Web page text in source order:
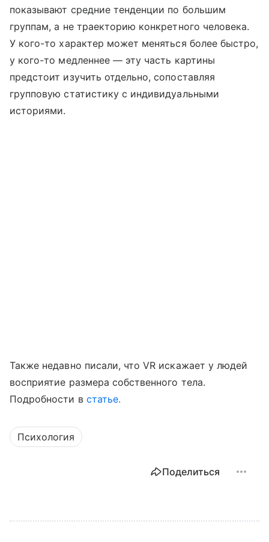
показывают средние тенденции по большим
группам, а не траекторию конкретного человека.
У кого-то характер может меняться более быстро,
у кого-то медленнее — эту часть картины
предстоит изучить отдельно, сопоставляя
групповую статистику с индивидуальными
историями.
Также недавно писали, что VR искажает у людей
восприятие размера собственного тела.
Подробности в статье.
Психология
Поделиться